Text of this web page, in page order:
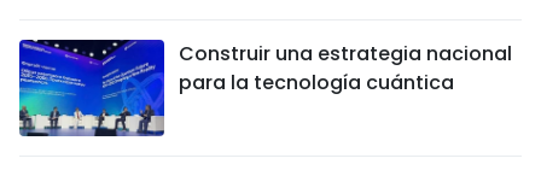
Construir una estrategia nacional
para la tecnología cuántica